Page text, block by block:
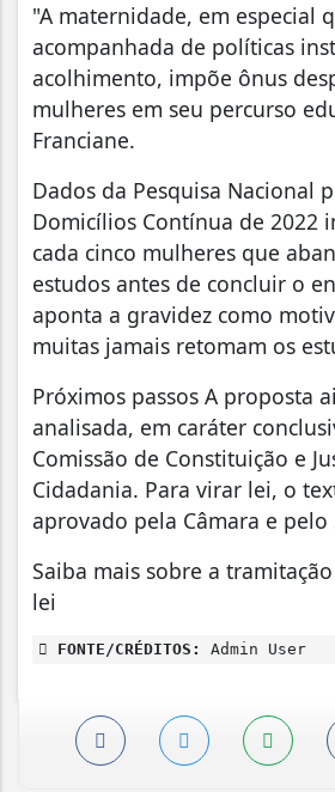
"A maternidade, em especial
acompanhada de políticas
acolhimento, impõe ônus
mulheres em seu percurso
Franciane.
Dados da Pesquisa Nacional
Domicílios Contínua de 2022
cada cinco mulheres que
estudos antes de concluir o
aponta a gravidez como
muitas jamais retomam os
Próximos passos A proposta
analisada, em caráter
Comissão de Constituição e
Cidadania. Para virar lei, o
aprovado pela Câmara e pelo
Saiba mais sobre a
lei
FONTE/CRÉDITOS: Admin User